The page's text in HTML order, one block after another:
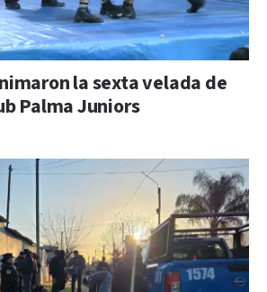
la sexta velada de
Palma Juniors